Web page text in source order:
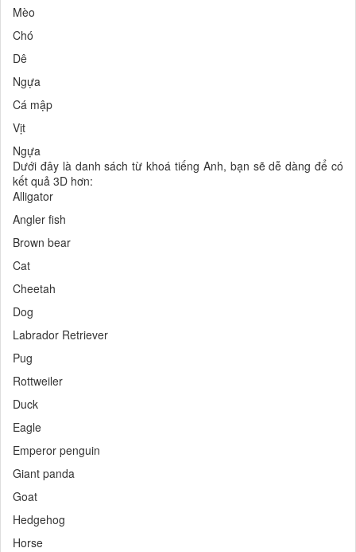
Mèo
Chó
Dê
Ngựa
Cá mập
Vịt
Ngựa
Dưới đây là danh sách từ khoá tiếng Anh, bạn sẽ dễ dàng để có
kết quả 3D hơn:
Alligator
Angler fish
Brown bear
Cat
Cheetah
Dog
Labrador Retriever
Pug
Rottweiler
Duck
Eagle
Emperor penguin
Giant panda
Goat
Hedgehog
Horse